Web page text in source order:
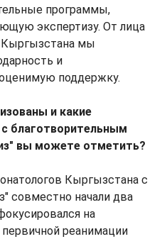
программы,
экспертизу. От лица
Кыргызстана мы
и
поддержку.
и какие
благотворительным
вы можете отметить?
Кыргызстана с
совместно начали два
на
реанимации